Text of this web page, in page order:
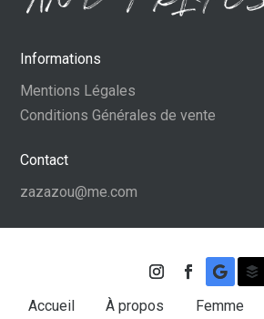
Informations
Mentions Légales
Conditions Générales de vente
Contact
zazazou@me.com
Accueil À propos Femme